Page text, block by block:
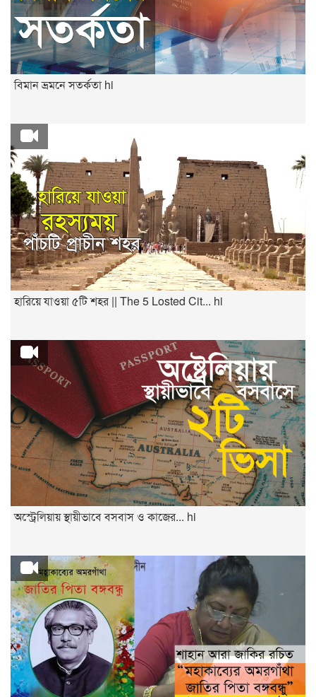
বিমান ভ্রমনে সতর্কতা hi
হারিয়ে যাওয়া ৫টি শহর || The 5 Losted Cit... hi
অস্ট্রেলিয়ায় স্থায়ীভাবে বসবাস ও কাজের... hi